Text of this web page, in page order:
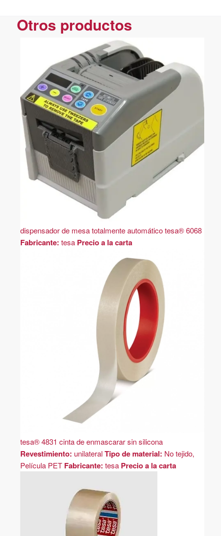
Otros productos
dispensador de mesa totalmente automático tesa® 6068
Fabricante: tesa Precio a la carta
tesa® 4831 cinta de enmascarar sin silicona
Revestimiento: unilateral Tipo de material: No tejido,
Película PET Fabricante: tesa Precio a la carta